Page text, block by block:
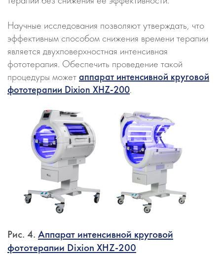
Научные исследования позволяют утверждать, что
эффективным способом снижения времени терапии
является двухповерхностная интенсивная
фототерапия. Обеспечить проведение такой
процедуры можетаппарат интенсивной круговой
фототерапии Dixion XHZ-200.
Рис. 4. Аппарат интенсивной круговой
фототерапии Dixion XHZ-200